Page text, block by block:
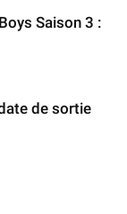
Saison 3 :
de sortie